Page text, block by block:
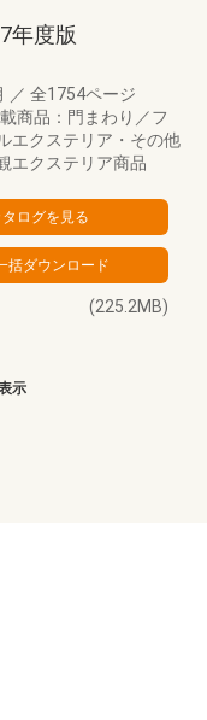
年度版
／ 全1754ページ
商品：門まわり／フ
エクステリア・その他
エクステリア商品
(225.2MB)
示